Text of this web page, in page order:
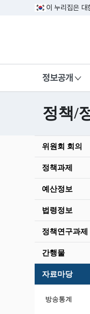
이 누리집은
정보공개
정책/
위원회 회의
정책과제
예산정보
법령정보
정책연구과제
간행물
자료마당
방송통계